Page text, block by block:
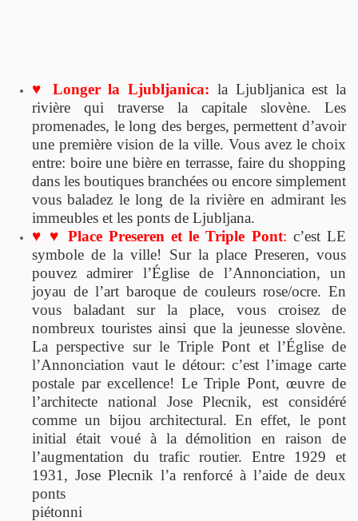
♥ Longer la Ljubljanica: la Ljubljanica est la
rivière qui traverse la capitale slovène. Les
promenades, le long des berges, permettent d’avoir
une première vision de la ville. Vous avez le choix
entre: boire une bière en terrasse, faire du shopping
dans les boutiques branchées ou encore simplement
vous baladez le long de la rivière en admirant les
immeubles et les ponts de Ljubljana.
♥ ♥ Place Preseren et le Triple Pont: c’est LE
symbole de la ville! Sur la place Preseren, vous
pouvez admirer l’Église de l’Annonciation, un
joyau de l’art baroque de couleurs rose/ocre. En
vous baladant sur la place, vous croisez de
nombreux touristes ainsi que la jeunesse slovène.
La perspective sur le Triple Pont et l’Église de
l’Annonciation vaut le détour: c’est l’image carte
postale par excellence! Le Triple Pont, œuvre de
l’architecte national Jose Plecnik, est considéré
comme un bijou architectural. En effet, le pont
initial était voué à la démolition en raison de
l’augmentation du trafic routier. Entre 1929 et
1931, Jose Plecnik l’a renforcé à l’aide de deux
ponts
piétonni